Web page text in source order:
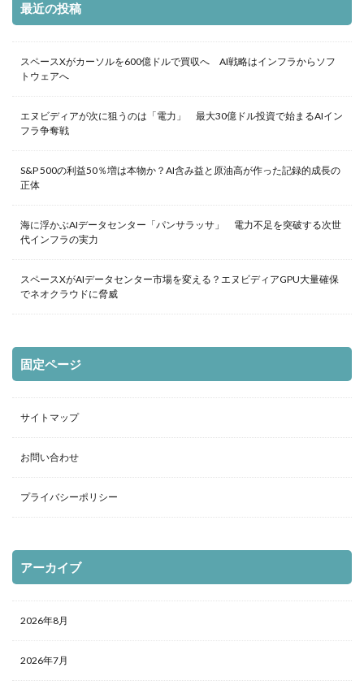
最近の投稿
スペースXがカーソルを600億ドルで買収へ AI戦略はインフラからソフ
トウェアへ
エヌビディアが次に狙うのは「電力」 最大30億ドル投資で始まるAIイン
フラ争奪戦
S&P 500の利益50％増は本物か？AI含み益と原油高が作った記録的成長の
正体
海に浮かぶAIデータセンター「パンサラッサ」 電力不足を突破する次世
代インフラの実力
スペースXがAIデータセンター市場を変える？エヌビディアGPU大量確保
でネオクラウドに脅威
固定ページ
サイトマップ
お問い合わせ
プライバシーポリシー
アーカイブ
2026年8月
2026年7月